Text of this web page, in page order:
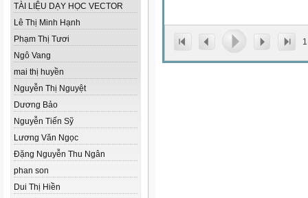
TÀI LIỆU DẠY HỌC VECTOR
Lê Thị Minh Hạnh
Phạm Thị Tươi
Ngô Vang
mai thị huyền
Nguyễn Thị Nguyệt
Dương Bảo
Nguyễn Tiến Sỹ
Lương Văn Ngọc
Đặng Nguyễn Thu Ngân
phan son
Dui Thị Hiền
1